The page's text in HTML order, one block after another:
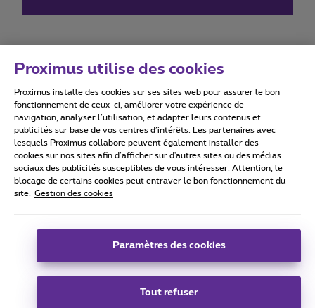
Conditions d'utilisation Accessibility statement
Tous droits réservés. © 2026
Conditions générales, info consommateur
Coordonnées de l’entreprise
Boulevard du Roi Albert II 27 - B-1030 Bruxelles.
Proximus utilise des cookies
Proximus installe des cookies sur ses sites web pour assurer le bon
fonctionnement de ceux-ci, améliorer votre expérience de
navigation, analyser l’utilisation, et adapter leurs contenus et
publicités sur base de vos centres d’intérêts. Les partenaires avec
lesquels Proximus collabore peuvent également installer des
cookies sur nos sites afin d’afficher sur d'autres sites ou des médias
sociaux des publicités susceptibles de vous intéresser. Attention, le
blocage de certains cookies peut entraver le bon fonctionnement du
site.
Gestion des cookies
Paramètres des cookies
Tout refuser